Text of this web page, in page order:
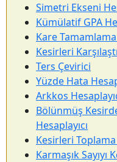
Simetri Ekseni
Kümülatif GPA
Kare Tamamlama
Kesirleri
Ters Çevirici
Yüzde Hata
Arkkos
Bölünmüş
Hesaplayıcı
Kesirleri Toplama
Karmaşık Sayıyı